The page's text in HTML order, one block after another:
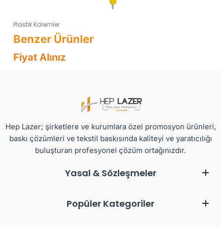
Plastik Kalemler
Fiyat Alınız
Hep Lazer; şirketlere ve kurumlara özel promosyon ürünleri,
baskı çözümleri ve tekstil baskısında kaliteyi ve yaratıcılığı
buluşturan profesyonel çözüm ortağınızdır.
Yasal & Sözleşmeler
Popüler Kategoriler